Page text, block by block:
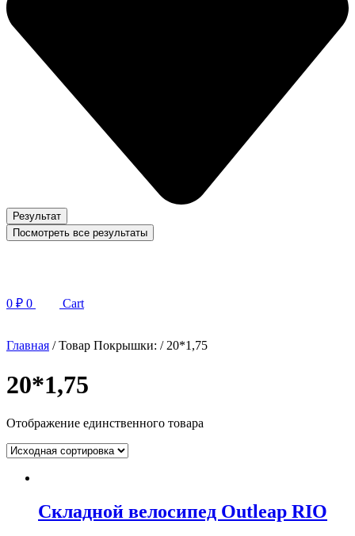
Результат
Посмотреть все результаты
0 ₽ 0 Cart
Главная / Товар Покрышки: / 20*1,75
20*1,75
Отображение единственного товара
Складной велосипед Outleap RIO